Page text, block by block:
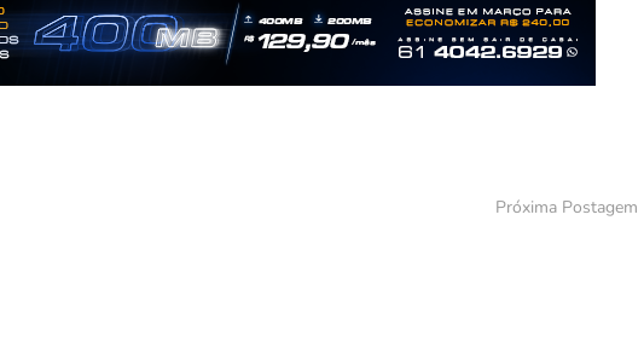
Próxima Postagem